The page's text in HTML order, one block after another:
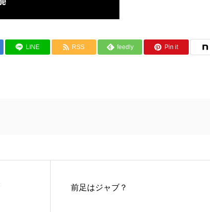
LINE RSS feedly Pin it
前足はジャブ？